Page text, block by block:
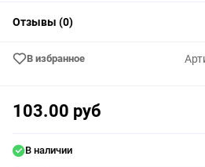
Отзывы (0)
В избранное
103.00 руб
В наличии